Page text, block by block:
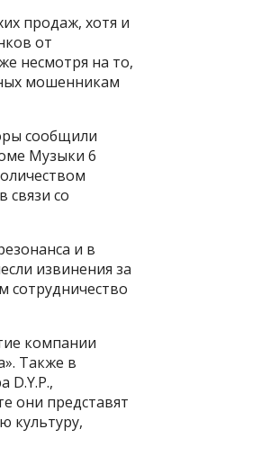
продаж, хотя и
от
несмотря на то,
мошенникам
сообщили
Музыки 6
связи со
и в
извинения за
сотрудничество
компании
Также в
D.Y.P.,
они представят
культуру,